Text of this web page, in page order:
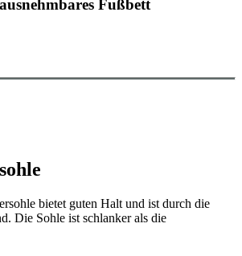
Fußbett
bietet guten Halt und ist durch die
Die Sohle ist schlanker als die